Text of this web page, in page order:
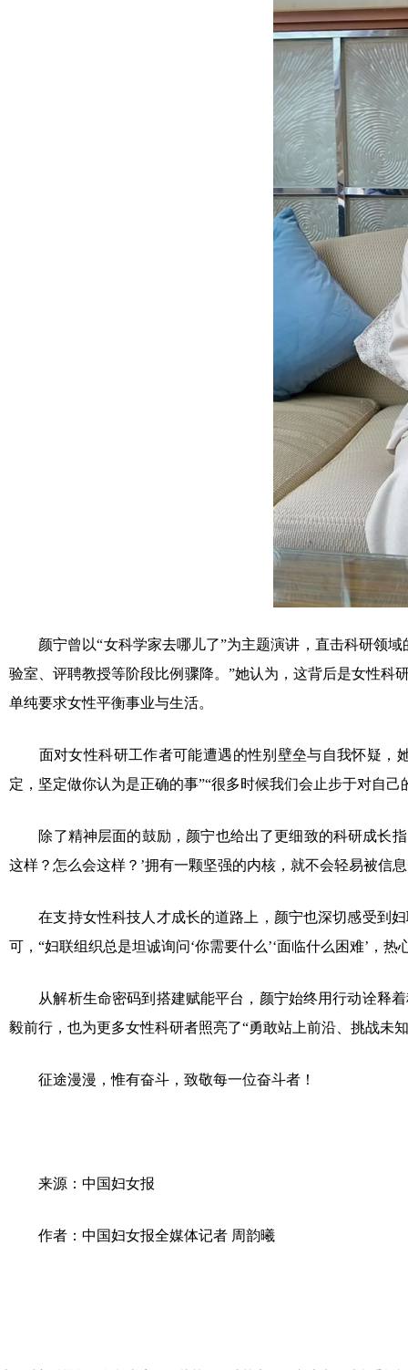
颜宁曾以“女科学家去哪儿了”为主题演讲，直击科研领
验室、评聘教授等阶段比例骤降。”她认为，这背后是女性科
单纯要求女性平衡事业与生活。
面对女性科研工作者可能遭遇的性别壁垒与自我怀疑，
定，坚定做你认为是正确的事”“很多时候我们会止步于对自
除了精神层面的鼓励，颜宁也给出了更细致的科研成长
这样？怎么会这样？’拥有一颗坚强的内核，就不会轻易被信
在支持女性科技人才成长的道路上，颜宁也深切感受到
可，“妇联组织总是坦诚询问‘你需要什么’‘面临什么困难’，
从解析生命密码到搭建赋能平台，颜宁始终用行动诠释
毅前行，也为更多女性科研者照亮了“勇敢站上前沿、挑战未
征途漫漫，惟有奋斗，致敬每一位奋斗者！
来源：中国妇女报
作者：中国妇女报全媒体记者 周韵曦